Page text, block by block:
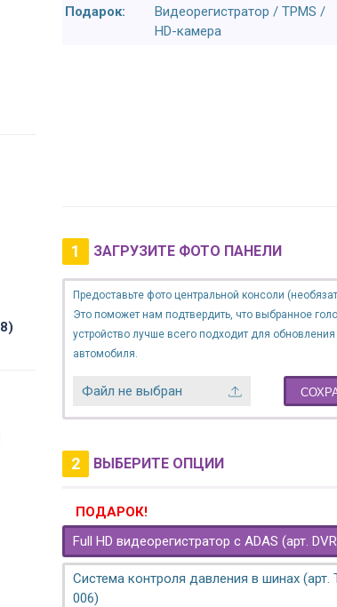
Подарок:
Видеорегистратор / TPMS /
HD-камера
1 ЗАГРУЗИТЕ ФОТО ПАНЕЛИ
Предоставьте фото центральной консоли
Это поможет нам подтвердить, что выбранное
устройство лучше всего подходит для
автомобиля.
Файл не выбран
2 ВЫБЕРИТЕ ОПЦИИ
ПОДАРОК!
Full HD видеорегистратор с ADAS (арт.
Система контроля давления в шинах (арт.
006)